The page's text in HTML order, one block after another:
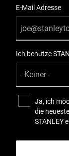
E-Mail Adresse
Ich benutze
Ja, ich
die
STANLEY